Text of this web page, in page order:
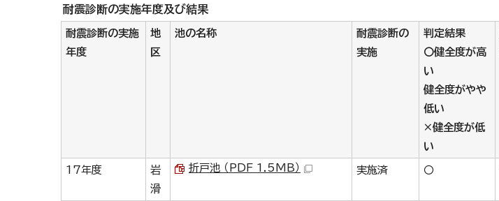
耐震診断の実施年度及び結果
耐震診断の実施
年度
地
区
池の名称
耐震診断の
実施
判定結果
〇健全度が高
い
健全度がやや
低い
×健全度が低
い
17年度
岩
滑
折戸池 （PDF 1.5MB） 実施済 〇